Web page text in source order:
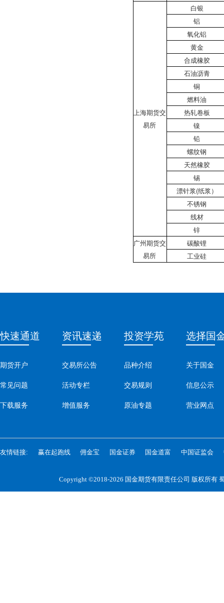
上海期货交
易所
白银
铝
氧化铝
黄金
合成橡胶
石油沥青
铜
燃料油
热轧卷板
镍
铅
螺纹钢
天然橡胶
锡
漂针浆(纸浆）
不锈钢
线材
锌
广州期货交
易所
碳酸锂
工业硅
快速通道
期货开户
常见问题
下载服务
资讯速递
交易所公告
活动专栏
增值服务
投资学苑
品种介绍
交易规则
原油专题
选择国
关于国金
信息公示
营业网点
友情链接: 赢在起跑线 佣金宝 国金证券 国金道富 中国证监会
Copyright ©2018-2026 国金期货有限责任公司 版权所有